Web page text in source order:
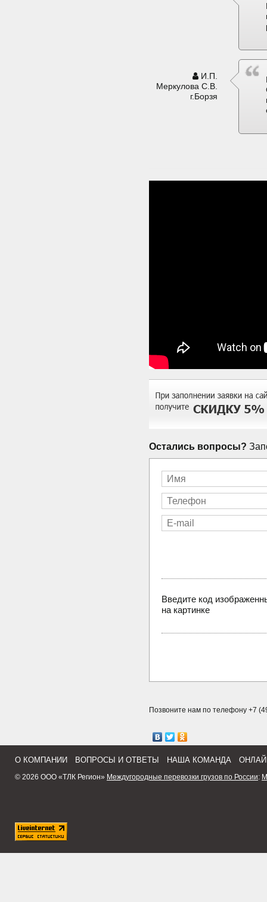
И.П.
Меркулова С.В.
г.Борзя
Остались вопросы?
Введите код
на картинке
Позвоните нам по телефону +7
О КОМПАНИИ ВОПРОСЫ И ОТВЕТЫ НАША КОМАНДА
© 2026 ООО «ТЛК Регион» Междугородные перевозки грузов по России: